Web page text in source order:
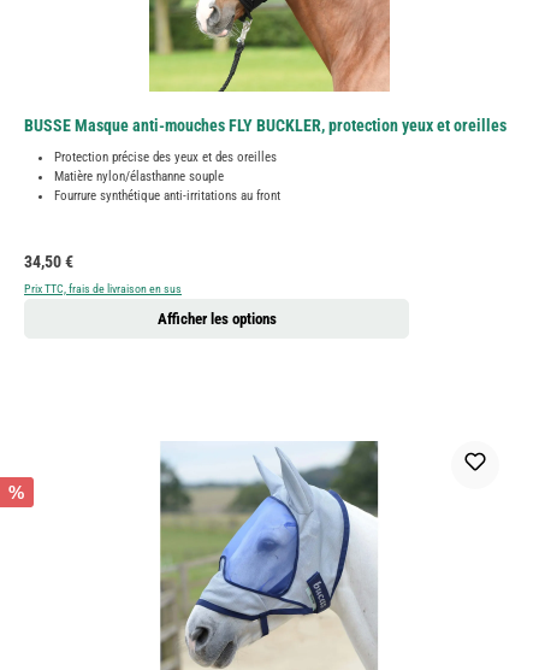
BUSSE Masque anti-mouches FLY BUCKLER, protection yeux et oreilles
Protection précise des yeux et des oreilles
Matière nylon/élasthanne souple
Fourrure synthétique anti-irritations au front
Prix régulier :
34,50 €
Prix TTC, frais de livraison en sus
Afficher les options
%